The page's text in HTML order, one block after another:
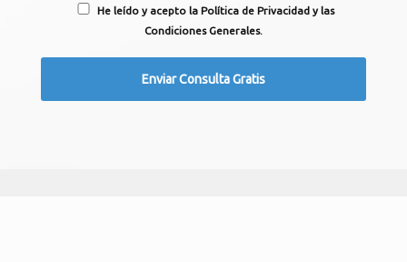
He leído y acepto la Política de Privacidad y las
Condiciones Generales.